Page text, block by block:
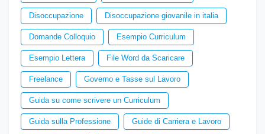
Disoccupazione Disoccupazione giovanile in italia
Domande Colloquio Esempio Curriculum
Esempio Lettera File Word da Scaricare
Freelance Governo e Tasse sul Lavoro
Guida su come scrivere un Curriculum
Guida sulla Professione Guide di Carriera e Lavoro